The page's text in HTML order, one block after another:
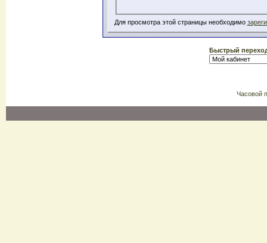
Для просмотра этой страницы необходимо
Быстрый
Часовой